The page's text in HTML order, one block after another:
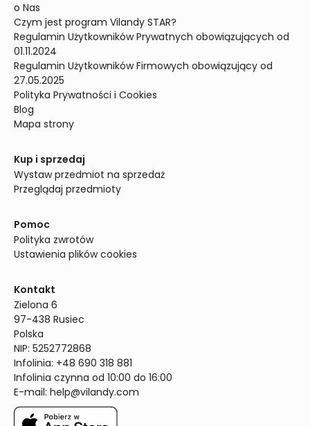
o Nas
Czym jest program Vilandy STAR?
Regulamin Użytkowników Prywatnych obowiązujących od
01.11.2024
Regulamin Użytkowników Firmowych obowiązujący od
27.05.2025
Polityka Prywatności i Cookies
Blog
Mapa strony
Kup i sprzedaj
Wystaw przedmiot na sprzedaż
Przeglądaj przedmioty
Pomoc
Polityka zwrotów
Ustawienia plików cookies
Kontakt
Zielona 6
97-438 Rusiec
Polska
NIP: 5252772868
Infolinia: +48 690 318 881
Infolinia czynna od 10:00 do 16:00
E-mail: help@vilandy.com